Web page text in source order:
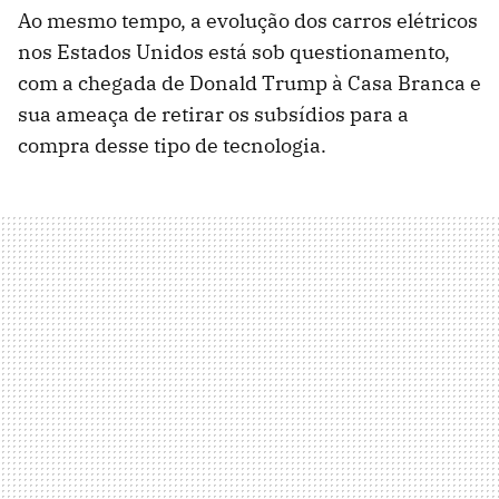
Ao mesmo tempo, a evolução dos carros elétricos
nos Estados Unidos está sob questionamento,
com a chegada de Donald Trump à Casa Branca e
sua ameaça de retirar os subsídios para a
compra desse tipo de tecnologia.